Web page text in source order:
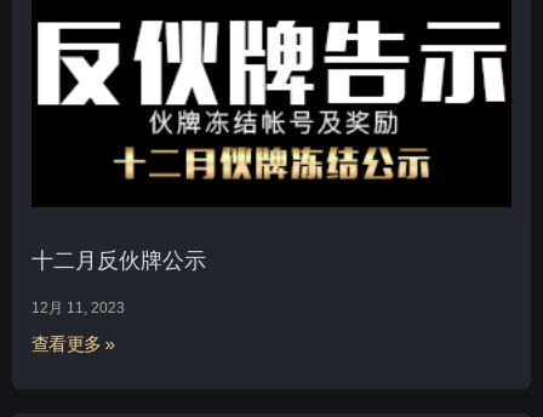
十二月反伙牌公示
12月 11, 2023
查看更多 »